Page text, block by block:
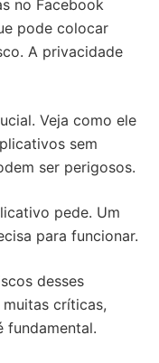
no Facebook
pode colocar
A privacidade
Veja como ele
sem
ser perigosos.
pede. Um
para funcionar.
desses
críticas,
fundamental.